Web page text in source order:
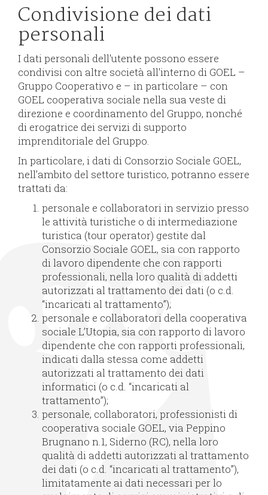
Condivisione dei dati
personali
I dati personali dell'utente possono essere
condivisi con altre società all'interno di GOEL –
Gruppo Cooperativo e – in particolare – con
GOEL cooperativa sociale nella sua veste di
direzione e coordinamento del Gruppo, nonché
di erogatrice dei servizi di supporto
imprenditoriale del Gruppo.
In particolare, i dati di Consorzio Sociale GOEL,
nell’ambito del settore turistico, potranno essere
trattati da:
personale e collaboratori in servizio presso
le attività turistiche o di intermediazione
turistica (tour operator) gestite dal
Consorzio Sociale GOEL, sia con rapporto
di lavoro dipendente che con rapporti
professionali, nella loro qualità di addetti
autorizzati al trattamento dei dati (o c.d.
“incaricati al trattamento”);
personale e collaboratori della cooperativa
sociale L’Utopia, sia con rapporto di lavoro
dipendente che con rapporti professionali,
indicati dalla stessa come addetti
autorizzati al trattamento dei dati
informatici (o c.d. “incaricati al
trattamento”);
personale, collaboratori, professionisti di
cooperativa sociale GOEL, via Peppino
Brugnano n.1, Siderno (RC), nella loro
qualità di addetti autorizzati al trattamento
dei dati (o c.d. “incaricati al trattamento”),
limitatamente ai dati necessari per lo